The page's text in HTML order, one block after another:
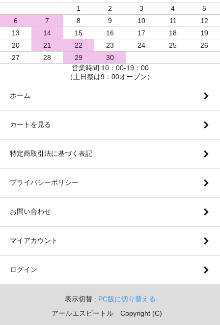
1
2 3 4
5
6
7 8 9 10 11
12
13
14 15 16 17 18
19
20
21 22 23 24 25
26
27
28 29
30
営業時間:10：00-19：00
（土日祭は9：00オープン）
ホーム
カートを見る
特定商取引法に基づく表記
プライバシーポリシー
お問い合わせ
マイアカウント
ログイン
表示切替 : PC版に切り替える
アールエスビートル Copyright (C)